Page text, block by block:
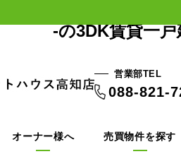
-の3DK賃貸一
営業部TEL
088-821-
オーナー様へ 売買物件を探す